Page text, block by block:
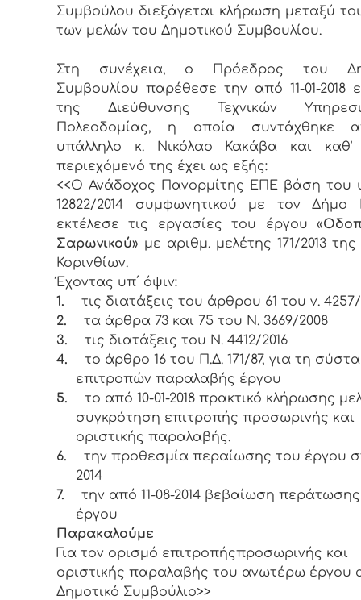
Συμβούλου διεξάγεται κλήρωση μεταξύ
των μελών του Δημοτικού Συμβουλίου.
Στη συνέχεια, ο Πρόεδρος του
Συμβουλίου παρέθεσε την από 11-01-2018
της Διεύθυνσης Τεχνικών
Πολεοδομίας, η οποία συντάχθηκε
υπάλληλο κ. Νικόλαο Κακάβα και
περιεχόμενό της έχει ως εξής:
<<Ο Ανάδοχος Πανορμίτης ΕΠΕ βάση του
12822/2014 συμφωνητικού με τον Δήμο
εκτέλεσε τις εργασίες του έργου «
Σαρωνικού» με αριθμ. μελέτης 171/2013
Κορινθίων.
Έχοντας υπ΄ όψιν:
1.
τις διατάξεις του άρθρου 61 του ν. 4257/
2.
τα άρθρα 73 και 75 του Ν. 3669/2008
3.
τις διατάξεις του Ν. 4412/2016
4.
το άρθρο 16 του Π.Δ. 171/87, για τη
επιτροπών παραλαβής έργου
5.
το από 10-01-2018 πρακτικό κλήρωσης
συγκρότηση επιτροπής προσωρινής και
οριστικής παραλαβής.
6.
την προθεσμία περαίωσης του έργου
2014
7.
την από 11-08-2014 βεβαίωση
έργου
Παρακαλούμε
Για τον ορισμό επιτροπήςπροσωρινής και
οριστικής παραλαβής του ανωτέρω έργου
Δημοτικό Συμβούλιο>>